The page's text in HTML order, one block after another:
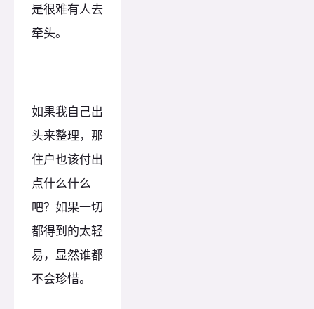
是很难有人去
牵头。
如果我自己出
头来整理，那
住户也该付出
点什么什么
吧？如果一切
都得到的太轻
易，显然谁都
不会珍惜。